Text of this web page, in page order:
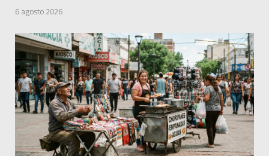
6 agosto 2026